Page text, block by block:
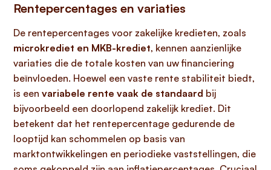
Rentepercentages en variaties
De rentepercentages voor zakelijke kredieten, zoals
microkrediet en MKB-krediet, kennen aanzienlijke
variaties die de totale kosten van uw financiering
beïnvloeden. Hoewel een vaste rente stabiliteit biedt,
is een variabele rente vaak de standaard bij
bijvoorbeeld een doorlopend zakelijk krediet. Dit
betekent dat het rentepercentage gedurende de
looptijd kan schommelen op basis van
marktontwikkelingen en periodieke vaststellingen, die